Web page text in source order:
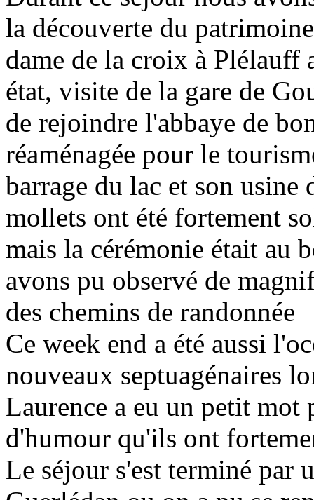
la découverte du
dame de la croix à Plélauff
état, visite de la gare de
de rejoindre l'abbaye de
réaménagée pour le
barrage du lac et son
mollets ont été fortement
mais la cérémonie était au
avons pu observé de
des chemins de randonnée
Ce week end a été aussi
nouveaux septuagénaires
Laurence a eu un petit mot
d'humour qu'ils ont
Le séjour s'est terminé par